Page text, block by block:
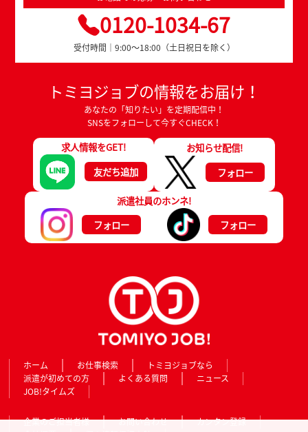
0120-1034-67
受付時間｜9:00～18:00（土日祝日を除く）
トミヨジョブの情報をお届け！
あなたの「知りたい」を定期配信中！
SNSをフォローして今すぐCHECK！
求人情報をGET!
友だち追加
お知らせ配信!
フォロー
派遣社員のホンネ!
フォロー
フォロー
ホーム お仕事検索
トミヨジョブなら
派遣が初めての方
よくある質問
ニュース
JOB!タイムズ
企業のご担当者様 お問い合わせ
カンタン登録